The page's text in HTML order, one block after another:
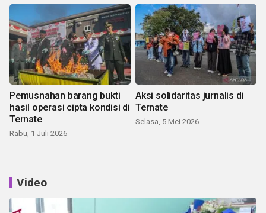
Pemusnahan barang bukti
hasil operasi cipta kondisi di
Ternate
Rabu, 1 Juli 2026
Aksi solidaritas jurnalis di
Ternate
Selasa, 5 Mei 2026
Video